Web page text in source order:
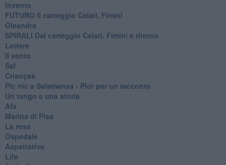
Inverno
FUTURO Il carteggio Celati, Fimini
Oleandra
SPIRALI Dal carteggio Celati, Fimini e ritorno
Lettere
Il vento
Sal
Crianças
Pic nic a Salamansa - Plot per un racconto
Un tango e una storia
Afa
Marina di Pisa
La rosa
Ospedale
Aspettative
Life